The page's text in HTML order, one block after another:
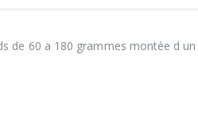
de 60 a 180 grammes montée d